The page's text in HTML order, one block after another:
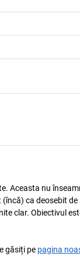
Aceasta nu
ca deosebit
clar. Obiectivul
găsiți pe pagina